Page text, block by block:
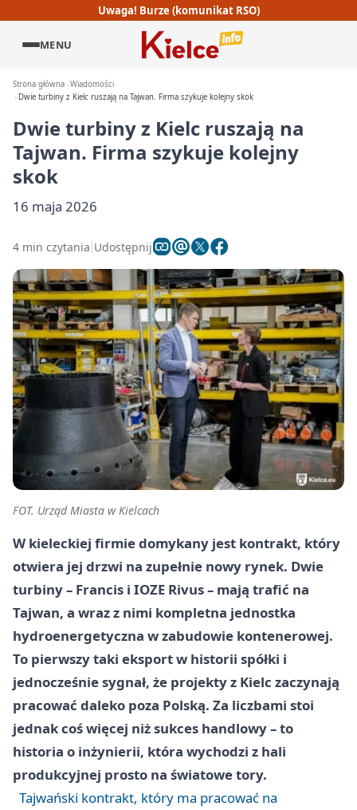
Uwaga! Burze (komunikat RSO)
MENU
Strona główna Wiadomości
Dwie turbiny z Kielc ruszają na Tajwan. Firma szykuje kolejny skok
Dwie turbiny z Kielc ruszają na
Tajwan. Firma szykuje kolejny
skok
16 maja 2026
4 min czytania Udostępnij
FOT. Urząd Miasta w Kielcach
W kieleckiej firmie domykany jest kontrakt, który
otwiera jej drzwi na zupełnie nowy rynek. Dwie
turbiny – Francis i IOZE Rivus – mają trafić na
Tajwan, a wraz z nimi kompletna jednostka
hydroenergetyczna w zabudowie kontenerowej.
To pierwszy taki eksport w historii spółki i
jednocześnie sygnał, że projekty z Kielc zaczynają
pracować daleko poza Polską. Za liczbami stoi
jednak coś więcej niż sukces handlowy – to
historia o inżynierii, która wychodzi z hali
produkcyjnej prosto na światowe tory.
Tajwański kontrakt, który ma pracować na